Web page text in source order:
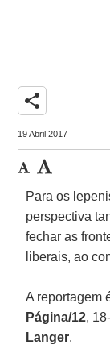
share
19 Abril 2017
Para os
perspectiva
fechar as
liberais, ao
A reportagem
Página/12,
Langer.